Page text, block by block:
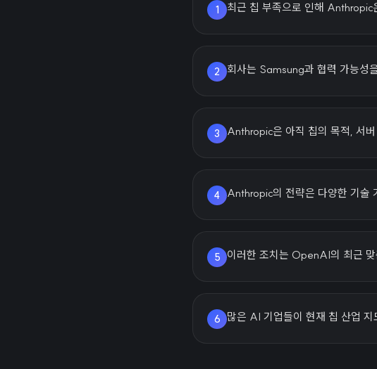
1 최근 칩 부족으로 인해 Anthropic
2 회사는 Samsung과 협력 가능성
3 Anthropic은 아직 칩의 목적, 서
4 Anthropic의 전략은 다양한 기술
5 이러한 조치는 OpenAI의 최근
6 많은 AI 기업들이 현재 칩 산업